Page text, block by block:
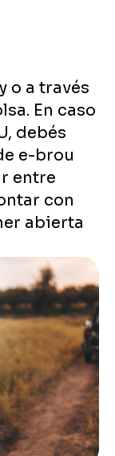
o a través
En caso
debés
e-brou
entre
con
abierta